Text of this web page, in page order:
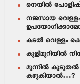
നെയില്‍
നജസായ
കടല്‍ വെള്ളം
കുളിമുറിയില്‍
മൂന്നില്‍
കഴുകിയാല്‍…?